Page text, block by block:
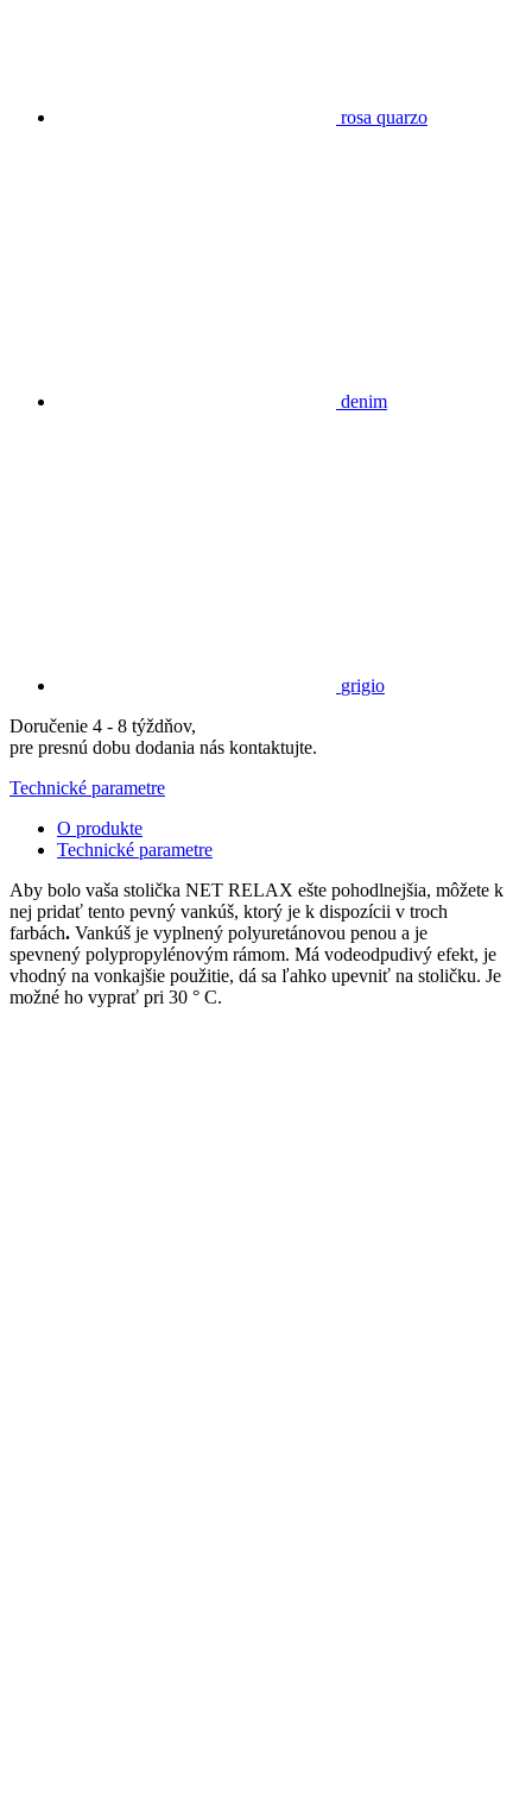
rosa quarzo
denim
grigio
Doručenie 4 - 8 týždňov,
pre presnú dobu dodania nás kontaktujte.
Technické parametre
O produkte
Technické parametre
Aby bolo vaša stolička NET RELAX ešte pohodlnejšia, môžete k
nej pridať tento pevný vankúš, ktorý je k dispozícii v troch
farbách. Vankúš je vyplnený polyuretánovou penou a je
spevnený polypropylénovým rámom. Má vodeodpudivý efekt, je
vhodný na vonkajšie použitie, dá sa ľahko upevniť na stoličku. Je
možné ho vyprať pri 30 ° C.